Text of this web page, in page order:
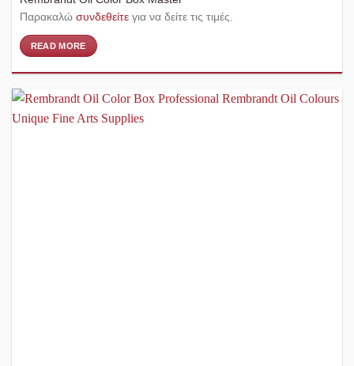
Παρακαλώ συνδεθείτεγια να δείτε τις τιμές.
READ MORE